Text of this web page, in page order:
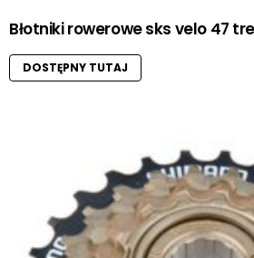
Błotniki rowerowe sks velo 47
DOSTĘPNY TUTAJ